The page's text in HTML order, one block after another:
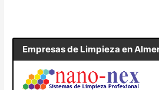
Empresas de Limpieza en